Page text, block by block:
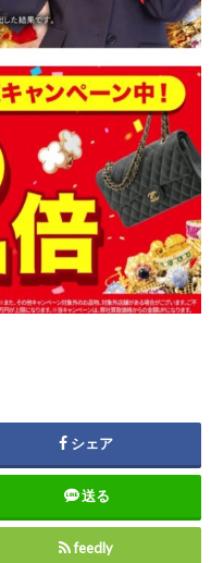
シェア
送る
feedly